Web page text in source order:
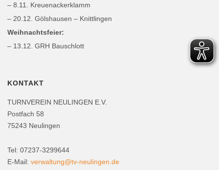
– 8.11. Kreuenackerklamm
– 20.12. Gölshausen – Knittlingen
Weihnachtsfeier:
– 13.12. GRH Bauschlott
KONTAKT
TURNVEREIN NEULINGEN E.V.
Postfach 58
75243 Neulingen
Tel: 07237-3299644
E-Mail: verwaltung@tv-neulingen.de